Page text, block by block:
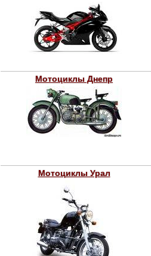
Мотоциклы Днепр
Мотоциклы Урал